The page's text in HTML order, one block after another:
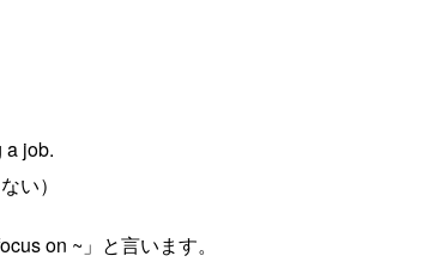
a job.
い）
on ~」と言います。